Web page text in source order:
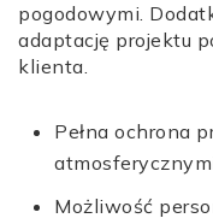
pogodowymi.
adaptację projektu
klienta.
Pełna ochrona
Możliwość